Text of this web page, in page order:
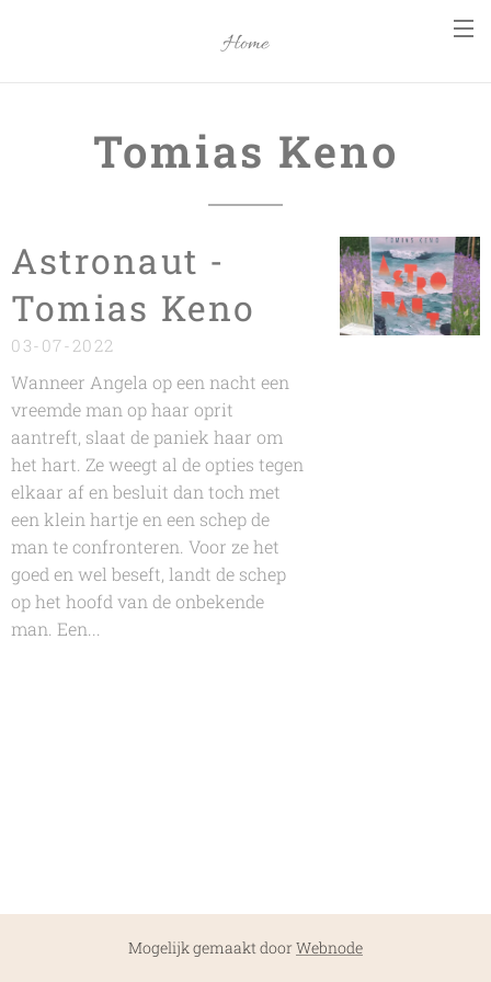
Home
Tomias Keno
Astronaut -
Tomias Keno
03-07-2022
Wanneer Angela op een nacht een
vreemde man op haar oprit
aantreft, slaat de paniek haar om
het hart. Ze weegt al de opties tegen
elkaar af en besluit dan toch met
een klein hartje en een schep de
man te confronteren. Voor ze het
goed en wel beseft, landt de schep
op het hoofd van de onbekende
man. Een...
Mogelijk gemaakt doorWebnode